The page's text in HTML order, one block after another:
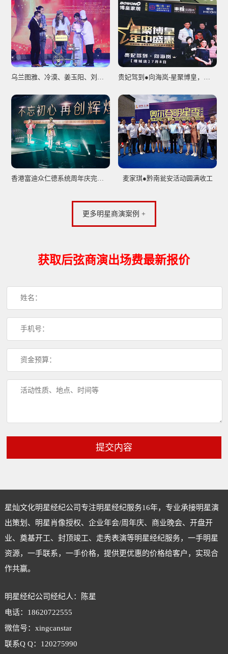
香港富迪众仁德系统周年庆完美收工! 麦家琪●黔南瓮安活动圆满收工
更多明星商演案例 +
获取后弦商演出场费最新报价
提交内容
星灿文化明星经纪公司专注明星经纪服务16年，专业承接明星演
出策划、明星肖像授权、企业年会/周年庆、商业晚会、开盘开
业、奠基开工、封顶竣工、走秀表演等明星经纪服务，一手明星
资源，一手联系，一手价格，提供更优惠的价格给客户，实现合
作共赢。
明星经纪公司经纪人：陈星
电话：18620722555
微信号：xingcanstar
联系Q Q：120275990